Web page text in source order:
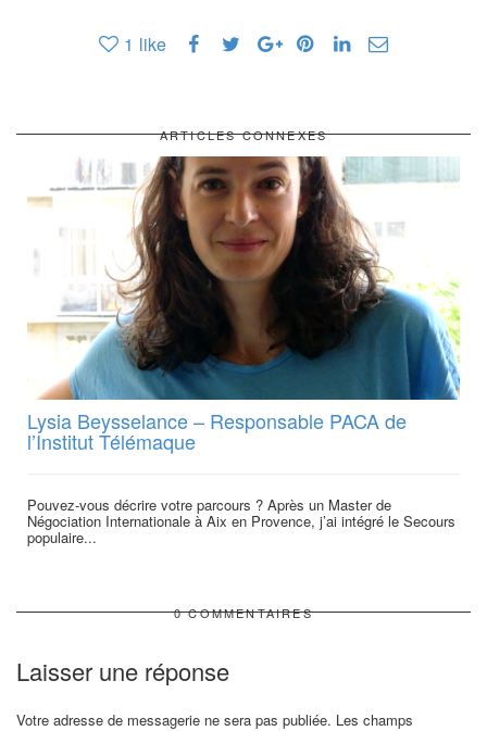
1 like
ARTICLES CONNEXES
Lysia Beysselance – Responsable PACA de
l’Institut Télémaque
Pouvez-vous décrire votre parcours ? Après un Master de
Négociation Internationale à Aix en Provence, j’ai intégré le Secours
populaire...
0 COMMENTAIRES
Laisser une réponse
Votre adresse de messagerie ne sera pas publiée. Les champs